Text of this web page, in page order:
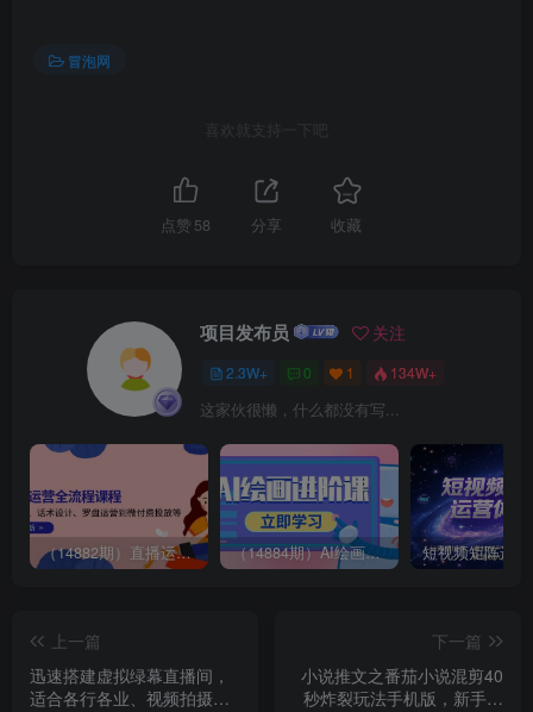
冒泡网
喜欢就支持一下吧
点赞 58 分享 收藏
项目发布员 关注
2.3W+ 0 1 134W+
这家伙很懒，什么都没有写...
（14882期）直播运营全流程课程-5月更新：从起号、话术设计、罗盘运营到微付费投放等 （14884期）AI绘画进阶课，涵盖电商摄影等多领域，PS操作与AI工具使用全面教学
上一篇
迅速搭建虚拟绿幕直播间，
适合各行各业、视频拍摄，
下一篇
小说推文之番茄小说混剪40
秒炸裂玩法手机版，新手也